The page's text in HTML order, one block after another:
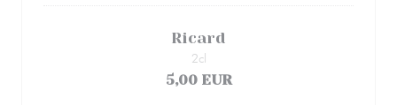
Ricard
2cl
5,00 EUR